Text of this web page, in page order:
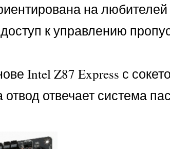
на
к управлению
Intel Z87 Express с
отвечает система